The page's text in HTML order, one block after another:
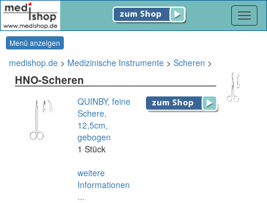
Menü anzeigen
medishop.de > Medizinische Instrumente > Scheren >
HNO-Scheren
QUINBY, feine
Schere,
12,5cm,
gebogen
1 Stück
weitere
Informationen
...